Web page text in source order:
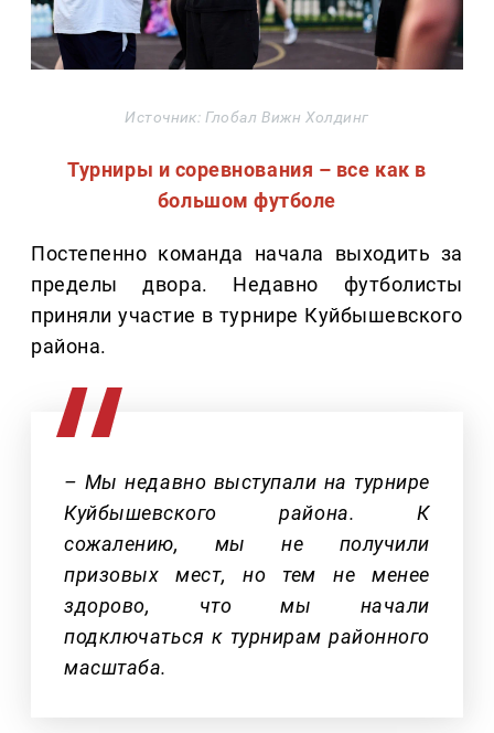
Источник: Глобал Вижн Холдинг
Турниры и соревнования – все как в
большом футболе
Постепенно команда начала выходить за
пределы двора. Недавно футболисты
приняли участие в турнире Куйбышевского
района.
– Мы недавно выступали на турнире
Куйбышевского района. К
сожалению, мы не получили
призовых мест, но тем не менее
здорово, что мы начали
подключаться к турнирам районного
масштаба.